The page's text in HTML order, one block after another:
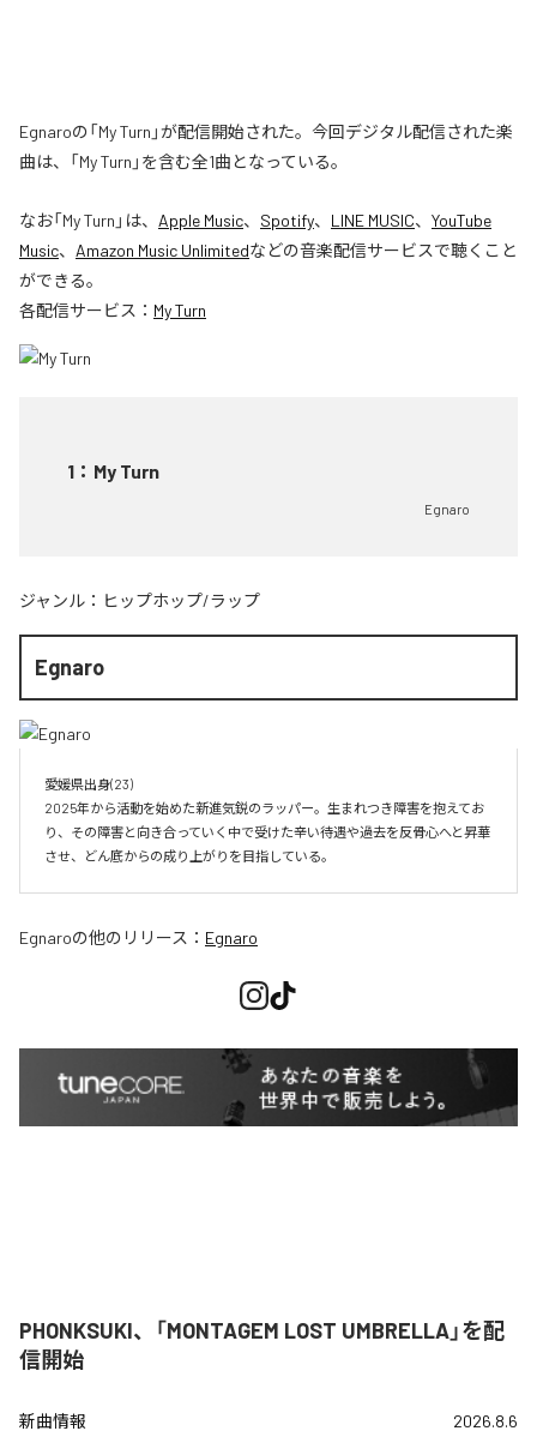
Egnaroの「My Turn」が配信開始された。今回デジタル配信された楽
曲は、「My Turn」を含む全1曲となっている。
なお「My Turn 」は、 Apple Music、 Spotify、 LINE MUSIC、 YouTube
Music、 Amazon Music Unlimitedなどの音楽配信サービスで聴くこと
ができる。
各配信サービス： My Turn
1 ： My Turn
Egnaro
ジャンル： ヒップホップ/ラップ
Egnaro
愛媛県出身(23)
2025年から活動を始めた新進気鋭のラッパー。生まれつき障害を抱えてお
り、その障害と向き合っていく中で受けた辛い待遇や過去を反骨心へと昇華
させ、どん底からの成り上がりを目指している。
Egnaroの他のリリース： Egnaro
PHONKSUKI、「MONTAGEM LOST UMBRELLA」を配
信開始
新曲情報 2026.8.6